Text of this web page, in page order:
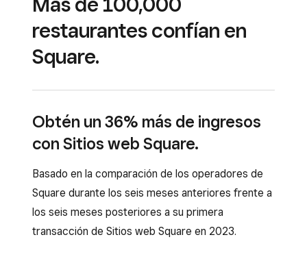
restaurantes confían en
Square.
Obtén un 36% más de ingresos
con Sitios web Square.
Basado en la comparación de los operadores de
Square durante los seis meses anteriores frente a
los seis meses posteriores a su primera
transacción de Sitios web Square en 2023.